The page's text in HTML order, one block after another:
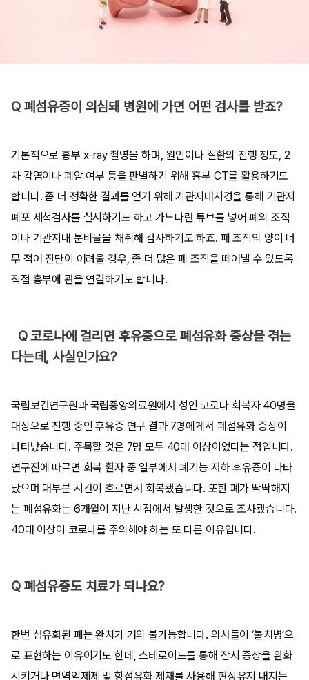
Q 폐섬유증이 의심돼 병원에 가면 어떤 검사를 받죠?
기본적으로 흉부 x-ray 촬영을 하며, 원인이나 질환의 진행 정도, 2
차 감염이나 폐암 여부 등을 판별하기 위해 흉부 CT를 활용하기도
합니다. 좀 더 정확한 결과를 얻기 위해 기관지내시경을 통해 기관지
폐포 세척검사를 실시하기도 하고 가느다란 튜브를 넣어 폐의 조직
이나 기관지내 분비물을 채취해 검사하기도 하죠. 폐 조직의 양이 너
무 적어 진단이 어려울 경우, 좀 더 많은 폐 조직을 떼어낼 수 있도록
직접 흉부에 관을 연결하기도 합니다.
Q 코로나에 걸리면 후유증으로 폐섬유화 증상을 겪는
다는데, 사실인가요?
국립보건연구원과 국립중앙의료원에서 성인 코로나 회복자 40명을
대상으로 진행 중인 후유증 연구 결과 7명에게서 폐섬유화 증상이
나타났습니다. 주목할 것은 7명 모두 40대 이상이었다는 점입니다.
연구진에 따르면 회복 환자 중 일부에서 폐기능 저하 후유증이 나타
났으며 대부분 시간이 흐르면서 회복됐습니다. 또한 폐가 딱딱해지
는 폐섬유화는 6개월이 지난 시점에서 발생한 것으로 조사됐습니다.
40대 이상이 코로나를 주의해야 하는 또 다른 이유입니다.
Q 폐섬유증도 치료가 되나요?
한번 섬유화된 폐는 완치가 거의 불가능합니다. 의사들이 ‘불치병’으
로 표현하는 이유이기도 한데, 스테로이드를 통해 잠시 증상을 완화
시키거나 면역억제제 및 항섬유화 제재를 사용해 현상유지 내지는